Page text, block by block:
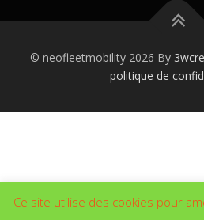
© neofleetmobility 2026 By
politique de
Ce site utilise des cookies pour